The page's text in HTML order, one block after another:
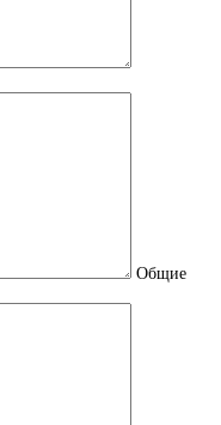
Общие